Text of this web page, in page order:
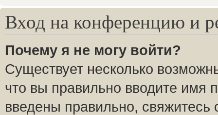
Вход на конференцию и
Почему я не могу войти?
Существует несколько
что вы правильно вводите имя
введены правильно,